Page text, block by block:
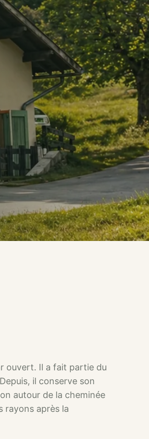
ouvert. Il a fait partie du
il conserve son
autour de la cheminée
rayons après la